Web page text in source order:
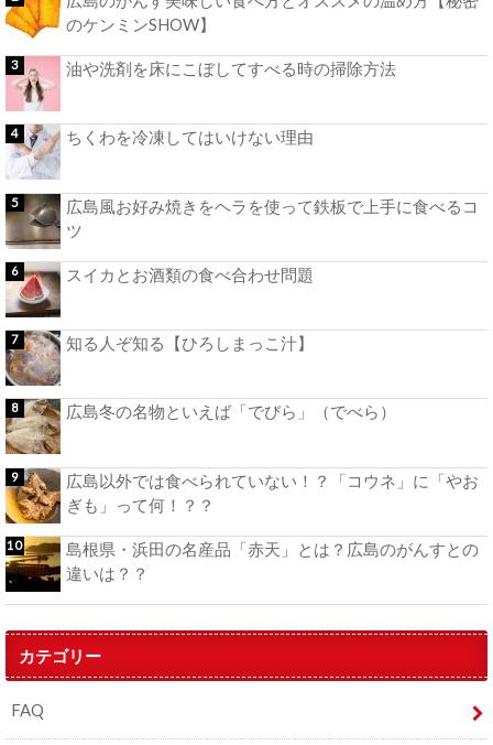
のケンミンSHOW】
油や洗剤を床にこぼしてすべる時の掃除方法
ちくわを冷凍してはいけない理由
広島風お好み焼きをヘラを使って鉄板で上手に食べるコ
ツ
スイカとお酒類の食べ合わせ問題
知る人ぞ知る【ひろしまっこ汁】
広島冬の名物といえば「でびら」（でべら）
広島以外では食べられていない！？「コウネ」に「やお
ぎも」って何！？？
島根県・浜田の名産品「赤天」とは？広島のがんすとの
違いは？？
カテゴリー
FAQ